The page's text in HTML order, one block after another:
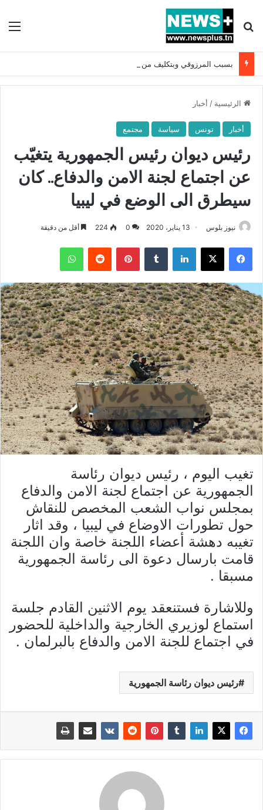
بحث عن
الرئيسية / أخبار
أخبار تونس سياسة مجتمع
رئيس ديوان رئيس الجمهورية يتغيّب
عن اجتماع لجنة الامن والدفاع.. كان
سيطرق الى الوضع في ليبيا
نيوز بلوس 13 يناير، 2020 0
224 أقل من دقيقة
فيسبوك X لينكدإن بينتيريست واتساب
تغيب اليوم ، رئيس ديوان رئاسة
الجمهورية عن اجتماع لجنة الامن والدفاع
بمجلس نواب الشعب المخصص للنقاش
حول تطورات الاوضاع في ليبيا ، وقد اثار
تغيبه دهشة أعضاء اللجنة خاصة وان اللجنة
قامت بارسال دعوة الى رئاسة الجمهورية
مسبقا .
وللاشارة فستنعقد يوم الاثنين القادم جلسة
استماع لوزيري الخارجية والداخلية للحضور
في اجتماع للجنة الامن والدفاع بالبرلمان .
رئيس ديوان رئاسة الجمهورية